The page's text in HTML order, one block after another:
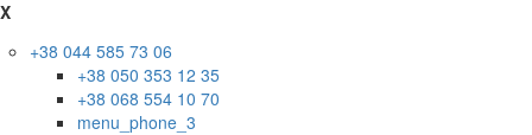
X
+38 044 585 73 06
+38 050 353 12 35
+38 068 554 10 70
menu_phone_3